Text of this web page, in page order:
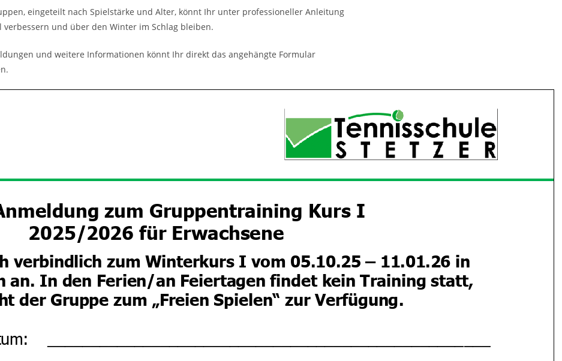
eingeteilt nach Spielstärke und Alter, könnt Ihr unter professioneller Anleitung
verbessern und über den Winter im Schlag bleiben.
und weitere Informationen könnt Ihr direkt das angehängte Formular